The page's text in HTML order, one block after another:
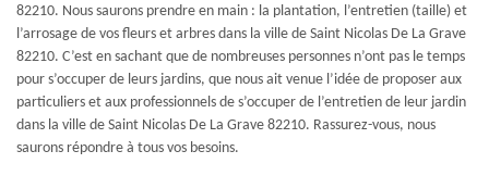
82210. Nous saurons prendre en main : la plantation, l’entretien (taille) et
l’arrosage de vos fleurs et arbres dans la ville de Saint Nicolas De La Grave
82210. C’est en sachant que de nombreuses personnes n’ont pas le temps
pour s’occuper de leurs jardins, que nous ait venue l’idée de proposer aux
particuliers et aux professionnels de s’occuper de l’entretien de leur jardin
dans la ville de Saint Nicolas De La Grave 82210. Rassurez-vous, nous
saurons répondre à tous vos besoins.